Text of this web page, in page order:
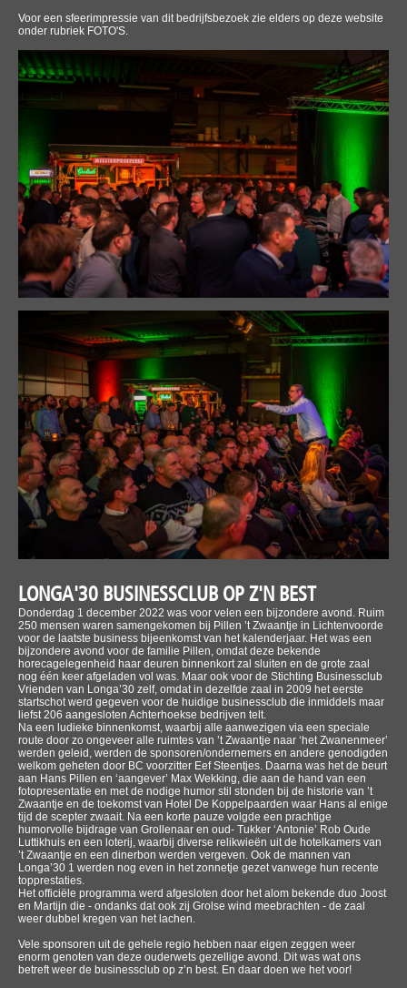
Voor een sfeerimpressie van dit bedrijfsbezoek zie elders op deze website
onder rubriek FOTO'S.
LONGA'30 BUSINESSCLUB OP Z'N BEST
Donderdag 1 december 2022 was voor velen een bijzondere avond. Ruim
250 mensen waren samengekomen bij Pillen ’t Zwaantje in Lichtenvoorde
voor de laatste business bijeenkomst van het kalenderjaar. Het was een
bijzondere avond voor de familie Pillen, omdat deze bekende
horecagelegenheid haar deuren binnenkort zal sluiten en de grote zaal
nog één keer afgeladen vol was. Maar ook voor de Stichting Businessclub
Vrienden van Longa’30 zelf, omdat in dezelfde zaal in 2009 het eerste
startschot werd gegeven voor de huidige businessclub die inmiddels maar
liefst 206 aangesloten Achterhoekse bedrijven telt.
Na een ludieke binnenkomst, waarbij alle aanwezigen via een speciale
route door zo ongeveer alle ruimtes van ’t Zwaantje naar ‘het Zwanenmeer’
werden geleid, werden de sponsoren/ondernemers en andere genodigden
welkom geheten door BC voorzitter Eef Steentjes. Daarna was het de beurt
aan Hans Pillen en ‘aangever’ Max Wekking, die aan de hand van een
fotopresentatie en met de nodige humor stil stonden bij de historie van ’t
Zwaantje en de toekomst van Hotel De Koppelpaarden waar Hans al enige
tijd de scepter zwaait. Na een korte pauze volgde een prachtige
humorvolle bijdrage van Grollenaar en oud- Tukker ‘Antonie’ Rob Oude
Luttikhuis en een loterij, waarbij diverse relikwieën uit de hotelkamers van
’t Zwaantje en een dinerbon werden vergeven. Ook de mannen van
Longa’30 1 werden nog even in het zonnetje gezet vanwege hun recente
topprestaties.
Het officiële programma werd afgesloten door het alom bekende duo Joost
en Martijn die - ondanks dat ook zij Grolse wind meebrachten - de zaal
weer dubbel kregen van het lachen.
Vele sponsoren uit de gehele regio hebben naar eigen zeggen weer
enorm genoten van deze ouderwets gezellige avond. Dit was wat ons
betreft weer de businessclub op z’n best. En daar doen we het voor!